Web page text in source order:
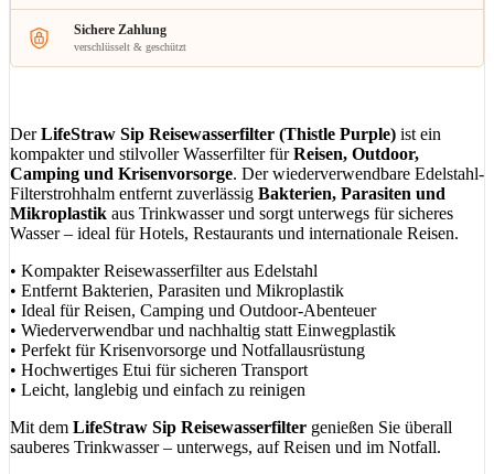
Sichere Zahlung
verschlüsselt & geschützt
DerLifeStraw Sip Reisewasserfilter (Thistle Purple) ist ein
kompakter und stilvoller Wasserfilter fürReisen, Outdoor,
Camping und Krisenvorsorge. Der wiederverwendbare Edelstahl-
Filterstrohhalm entfernt zuverlässig Bakterien, Parasiten und
Mikroplastik aus Trinkwasser und sorgt unterwegs für sicheres
Wasser – ideal für Hotels, Restaurants und internationale Reisen.
• Kompakter Reisewasserfilter aus Edelstahl
• Entfernt Bakterien, Parasiten und Mikroplastik
• Ideal für Reisen, Camping und Outdoor-Abenteuer
• Wiederverwendbar und nachhaltig statt Einwegplastik
• Perfekt für Krisenvorsorge und Notfallausrüstung
• Hochwertiges Etui für sicheren Transport
• Leicht, langlebig und einfach zu reinigen
Mit dem LifeStraw Sip Reisewasserfilter genießen Sie überall
sauberes Trinkwasser – unterwegs, auf Reisen und im Notfall.